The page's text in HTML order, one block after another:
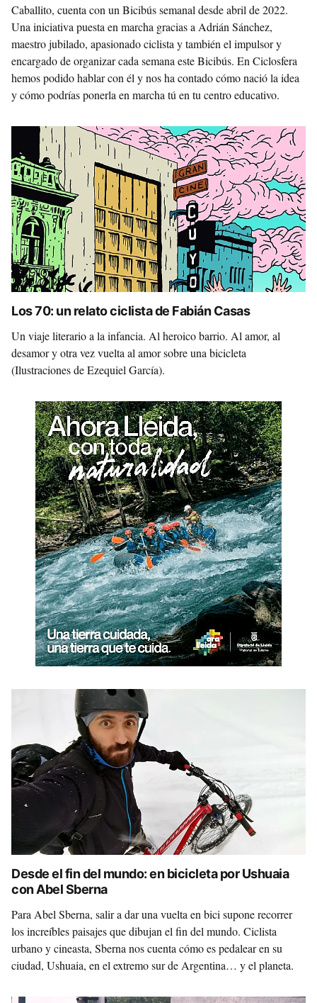
Caballito, cuenta con un Bicibús semanal desde abril de 2022.
Una iniciativa puesta en marcha gracias a Adrián Sánchez,
maestro jubilado, apasionado ciclista y también el impulsor y
encargado de organizar cada semana este Bicibús. En Ciclosfera
hemos podido hablar con él y nos ha contado cómo nació la idea
y cómo podrías ponerla en marcha tú en tu centro educativo.
Los 70: un relato ciclista de Fabián Casas
Un viaje literario a la infancia. Al heroico barrio. Al amor, al
desamor y otra vez vuelta al amor sobre una bicicleta
(Ilustraciones de Ezequiel García).
Desde el fin del mundo: en bicicleta por Ushuaia
con Abel Sberna
Para Abel Sberna, salir a dar una vuelta en bici supone recorrer
los increíbles paisajes que dibujan el fin del mundo. Ciclista
urbano y cineasta, Sberna nos cuenta cómo es pedalear en su
ciudad, Ushuaia, en el extremo sur de Argentina… y el planeta.